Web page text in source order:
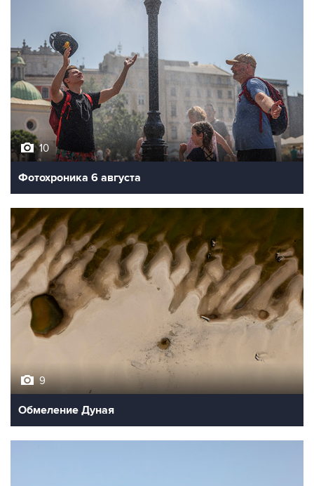
Фотохроника 6 августа
Обмеление Дуная